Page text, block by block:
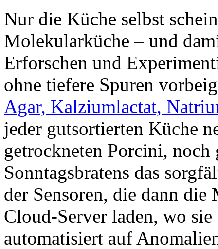
Nur die Küche selbst
Molekularküche – und
Erforschen und
ohne tiefere Spuren
Agar, Kalziumlactat,
jeder gutsortierten Küche
getrockneten Porcini, noch
Sonntagsbratens das
der Sensoren, die dann
Cloud-Server laden, wo
automatisiert auf